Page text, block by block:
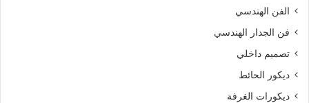
الفن الهندسي
فن الجدار الهندسي
تصميم داخلي
ديكور الحائط
ديكورات الغرفة